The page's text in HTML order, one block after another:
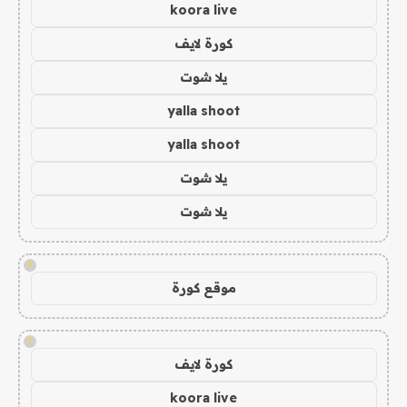
koora live
كورة لايف
يلا شوت
yalla shoot
yalla shoot
يلا شوت
يلا شوت
!
موقع كورة
!
كورة لايف
koora live